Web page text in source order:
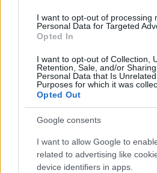
I want to opt-out of processing
Personal Data for Targeted
Opted In
I want to opt-out of Collection,
Retention, Sale, and/or
Personal Data that Is
Purposes for which it was
Opted Out
Google consents
I want to allow Google to
related to advertising like
device identifiers in apps.
απλούστερη έκδοση του
τις £11.500 (περίπου €14300).